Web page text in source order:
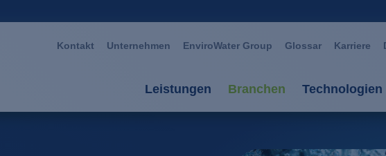
Kontakt Unternehmen EnviroWater Group Glossar Karriere
Leistungen Branchen Technologien